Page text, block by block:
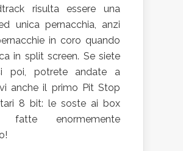
risulta essere una
unica pernacchia, anzi
in coro quando
in split screen. Se siete
poi, potrete andate a
anche il primo Pit Stop
8 bit: le soste ai box
fatte enormemente